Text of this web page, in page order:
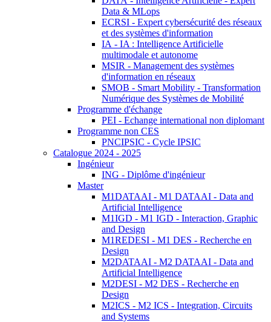
Data & MLops
ECRSI - Expert cybersécurité des réseaux
et des systèmes d'information
IA - IA : Intelligence Artificielle
multimodale et autonome
MSIR - Management des systèmes
d'information en réseaux
SMOB - Smart Mobility - Transformation
Numérique des Systèmes de Mobilité
Programme d'échange
PEI - Echange international non diplomant
Programme non CES
PNCIPSIC - Cycle IPSIC
Catalogue 2024 - 2025
Ingénieur
ING - Diplôme d'ingénieur
Master
M1DATAAI - M1 DATAAI - Data and
Artificial Intelligence
M1IGD - M1 IGD - Interaction, Graphic
and Design
M1REDESI - M1 DES - Recherche en
Design
M2DATAAI - M2 DATAAI - Data and
Artificial Intelligence
M2DESI - M2 DES - Recherche en
Design
M2ICS - M2 ICS - Integration, Circuits
and Systems